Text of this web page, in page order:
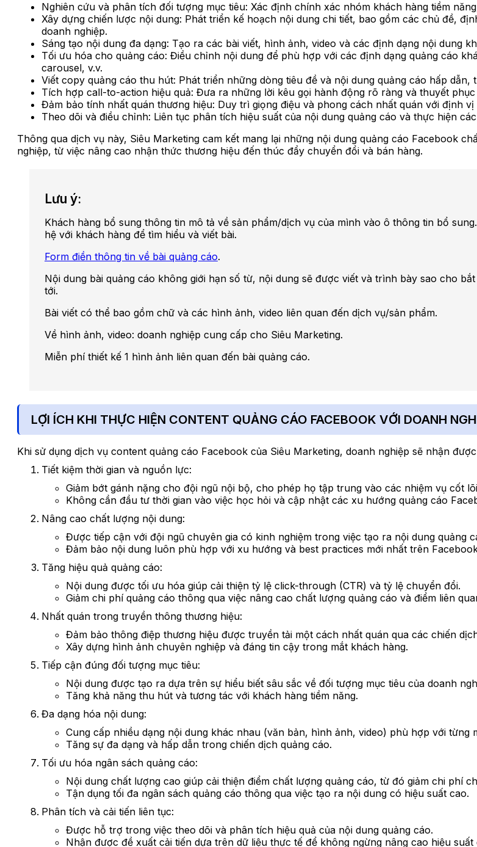
Nghiên cứu và phân tích đối tượng mục tiêu: Xác định chính xác nhóm khách hàng tiềm
Xây dựng chiến lược nội dung: Phát triển kế hoạch nội dung chi tiết, bao gồm các chủ đề,
doanh nghiệp.
Sáng tạo nội dung đa dạng: Tạo ra các bài viết, hình ảnh, video và các định dạng nội dung
Tối ưu hóa cho quảng cáo: Điều chỉnh nội dung để phù hợp với các định dạng quảng cáo
carousel, v.v.
Viết copy quảng cáo thu hút: Phát triển những dòng tiêu đề và nội dung quảng cáo hấp
Tích hợp call-to-action hiệu quả: Đưa ra những lời kêu gọi hành động rõ ràng và thuyết
Đảm bảo tính nhất quán thương hiệu: Duy trì giọng điệu và phong cách nhất quán với định vị
Theo dõi và điều chỉnh: Liên tục phân tích hiệu suất của nội dung quảng cáo và thực hiện
Thông qua dịch vụ này, Siêu Marketing cam kết mang lại những nội dung quảng cáo Facebook
nghiệp, từ việc nâng cao nhận thức thương hiệu đến thúc đẩy chuyển đổi và bán hàng.
Lưu ý:
Khách hàng bổ sung thông tin mô tả về sản phẩm/dịch vụ của mình vào ô thông tin bổ
hệ với khách hàng để tìm hiểu và viết bài.
Form điền thông tin về bài quảng cáo.
Nội dung bài quảng cáo không giới hạn số từ, nội dung sẽ được viết và trình bày sao cho
tới.
Bài viết có thể bao gồm chữ và các hình ảnh, video liên quan đến dịch vụ/sản phẩm.
Về hình ảnh, video: doanh nghiệp cung cấp cho Siêu Marketing.
Miễn phí thiết kế 1 hình ảnh liên quan đến bài quảng cáo.
LỢI ÍCH KHI THỰC HIỆN CONTENT QUẢNG CÁO FACEBOOK VỚI DOANH
Khi sử dụng dịch vụ content quảng cáo Facebook của Siêu Marketing, doanh nghiệp sẽ nhận
Tiết kiệm thời gian và nguồn lực:
Giảm bớt gánh nặng cho đội ngũ nội bộ, cho phép họ tập trung vào các nhiệm vụ cốt
Không cần đầu tư thời gian vào việc học hỏi và cập nhật các xu hướng quảng cáo
Nâng cao chất lượng nội dung:
Được tiếp cận với đội ngũ chuyên gia có kinh nghiệm trong việc tạo ra nội dung quảng
Đảm bảo nội dung luôn phù hợp với xu hướng và best practices mới nhất trên
Tăng hiệu quả quảng cáo:
Nội dung được tối ưu hóa giúp cải thiện tỷ lệ click-through (CTR) và tỷ lệ chuyển đổi.
Giảm chi phí quảng cáo thông qua việc nâng cao chất lượng quảng cáo và điểm liên
Nhất quán trong truyền thông thương hiệu:
Đảm bảo thông điệp thương hiệu được truyền tải một cách nhất quán qua các chiến
Xây dựng hình ảnh chuyên nghiệp và đáng tin cậy trong mắt khách hàng.
Tiếp cận đúng đối tượng mục tiêu:
Nội dung được tạo ra dựa trên sự hiểu biết sâu sắc về đối tượng mục tiêu của doanh
Tăng khả năng thu hút và tương tác với khách hàng tiềm năng.
Đa dạng hóa nội dung:
Cung cấp nhiều dạng nội dung khác nhau (văn bản, hình ảnh, video) phù hợp với từng
Tăng sự đa dạng và hấp dẫn trong chiến dịch quảng cáo.
Tối ưu hóa ngân sách quảng cáo:
Nội dung chất lượng cao giúp cải thiện điểm chất lượng quảng cáo, từ đó giảm chi phí
Tận dụng tối đa ngân sách quảng cáo thông qua việc tạo ra nội dung có hiệu suất cao.
Phân tích và cải tiến liên tục:
Được hỗ trợ trong việc theo dõi và phân tích hiệu quả của nội dung quảng cáo.
Nhận được đề xuất cải tiến dựa trên dữ liệu thực tế để không ngừng nâng cao hiệu suất